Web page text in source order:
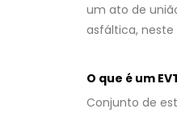
um ato de
asfáltica,
O que é um
Conjunto de